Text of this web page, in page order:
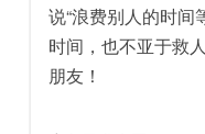
说“浪费别人的时间
时间，也不亚于救
朋友！